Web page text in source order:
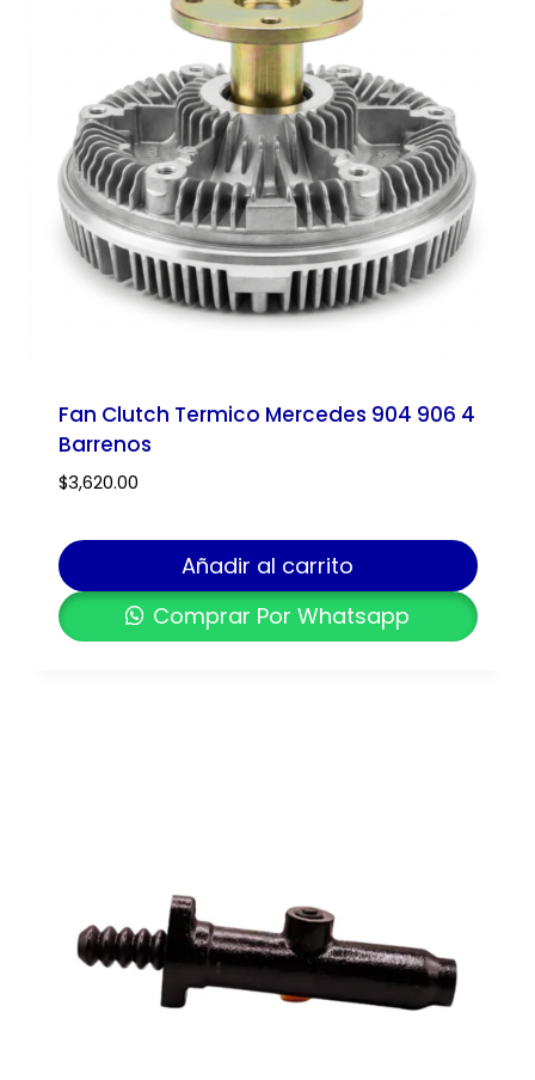
Fan Clutch Termico Mercedes 904 906 4
Barrenos
$3,620.00
Añadir al carrito
Comprar Por Whatsapp